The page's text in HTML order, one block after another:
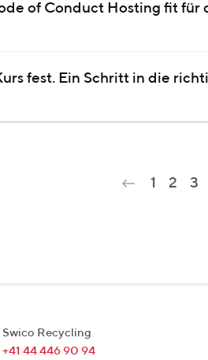
of Conduct Hosting fit für
fest. Ein Schritt in die
1 2 3
Swico Recycling
+41 44 446 90 94